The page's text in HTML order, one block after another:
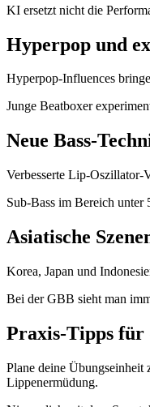
KI ersetzt nicht die
Hyperpop und
Hyperpop-Influences
Junge Beatboxer
Neue Bass-
Verbesserte Lip-Oszillator-
Sub-Bass im Bereich
Asiatische
Korea, Japan und
Bei der GBB sieht man
Praxis-Tipps für
Plane deine
Lippenermüdung.